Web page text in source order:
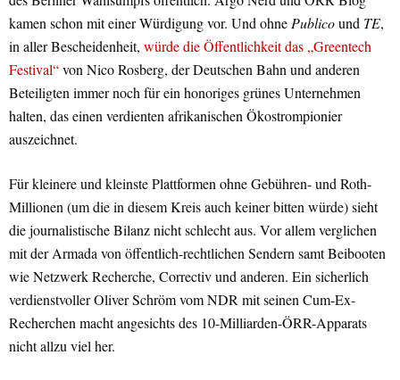
kamen schon mit einer Würdigung vor. Und ohne Publicound TE,
in aller Bescheidenheit, würde die Öffentlichkeit das „Greentech
Festival“von Nico Rosberg, der Deutschen Bahn und anderen
Beteiligten immer noch für ein honoriges grünes Unternehmen
halten, das einen verdienten afrikanischen Ökostrompionier
auszeichnet.
Für kleinere und kleinste Plattformen ohne Gebühren- und Roth-
Millionen (um die in diesem Kreis auch keiner bitten würde) sieht
die journalistische Bilanz nicht schlecht aus. Vor allem verglichen
mit der Armada von öffentlich-rechtlichen Sendern samt Beibooten
wie Netzwerk Recherche, Correctiv und anderen. Ein sicherlich
verdienstvoller Oliver Schröm vom NDR mit seinen Cum-Ex-
Recherchen macht angesichts des 10-Milliarden-ÖRR-Apparats
nicht allzu viel her.